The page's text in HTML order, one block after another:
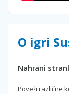
O igri
Nahrani
Poveži različne